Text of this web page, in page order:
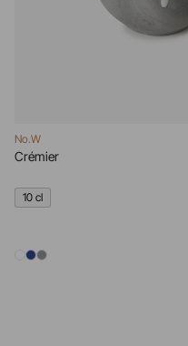
No.W
Crémier
10 cl